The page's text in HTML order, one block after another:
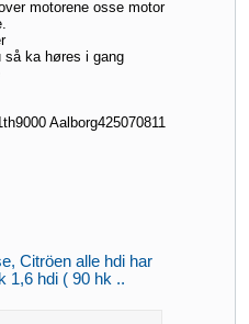
motorene osse motor
så ka høres i gang
9000 Aalborg425070811
Citröen alle hdi har
1,6 hdi ( 90 hk ..